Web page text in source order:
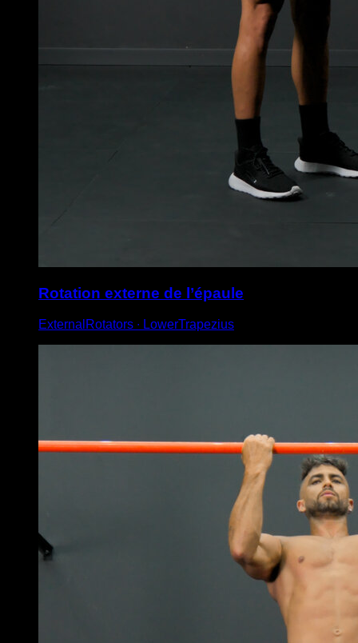
Rotation externe de l’épaule
ExternalRotators ∙ LowerTrapezius